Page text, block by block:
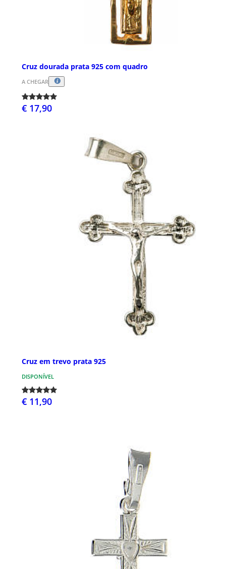
Cruz dourada prata 925 com quadro
A CHEGAR
€ 17,90
Cruz em trevo prata 925
DISPONÍVEL
€ 11,90